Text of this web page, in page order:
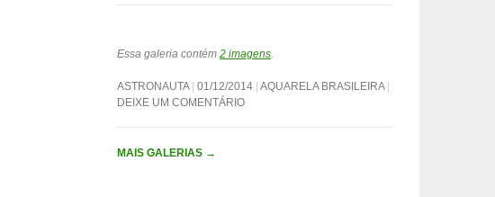
Essa galeria contém 2 imagens
ASTRONAUTA 01/12/2014 AQUARELA BRASILEIRA
DEIXE UM COMENTÁRIO
MAIS GALERIAS →